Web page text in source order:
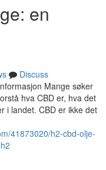
en
Discuss
Mange søker
hva CBD er, hva det
i landet. CBD er ikke det
41873020/h2-cbd-olje-